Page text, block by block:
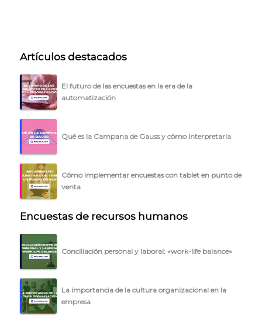
INICIO
CÓMO FUNCIONA
PLANTILLAS
PRECIOS
BLOG
ACCEDER →
Artículos destacados
El futuro de las encuestas en la era de la
automatización
Qué es la Campana de Gauss y cómo interpretarla
Cómo implementar encuestas con tablet en punto de
venta
Encuestas de recursos humanos
Conciliación personal y laboral: «work-life balance»
La importancia de la cultura organizacional en la
empresa